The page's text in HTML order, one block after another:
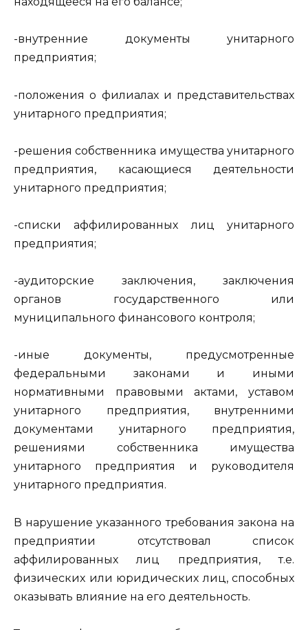
-внутренние документы унитарного
предприятия;
-положения о филиалах и представительствах
унитарного предприятия;
-решения собственника имущества унитарного
предприятия, касающиеся деятельности
унитарного предприятия;
-списки аффилированных лиц унитарного
предприятия;
-аудиторские заключения, заключения
органов государственного или
муниципального финансового контроля;
-иные документы, предусмотренные
федеральными законами и иными
нормативными правовыми актами, уставом
унитарного предприятия, внутренними
документами унитарного предприятия,
решениями собственника имущества
унитарного предприятия и руководителя
унитарного предприятия.
В нарушение указанного требования закона на
предприятии отсутствовал список
аффилированных лиц предприятия, т.е.
физических или юридических лиц, способных
оказывать влияние на его деятельность.